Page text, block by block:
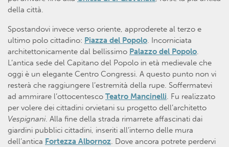
della città.
Spostandovi invece verso oriente, approderete al terzo e
ultimo polo cittadino: Piazza del Popolo. Incorniciata
architettonicamente dal bellissimo Palazzo del Popolo.
L’antica sede del Capitano del Popolo in età medievale che
oggi è un elegante Centro Congressi. A questo punto non vi
resterà che raggiungere l’estremità della rupe. Soffermatevi
ad ammirare l’ottocentesco Teatro Mancinelli. Fu realizzato
per volere dei cittadini orvietani su progetto dell’architetto
Vespignani. Alla fine della strada rimarrete affascinati dai
giardini pubblici cittadini, inseriti all’interno delle mura
dell’antica Fortezza Albornoz. Dove ancora potrete perdervi